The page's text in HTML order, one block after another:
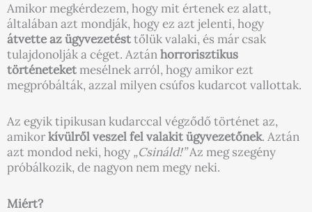
Amikor megkérdezem, hogy mit értenek ez alatt,
általában azt mondják, hogy ez azt jelenti, hogy
átvette az ügyvezetésttőlük valaki, és már csak
tulajdonolják a céget. Aztánhorrorisztikus
történeteket mesélnek arról, hogy amikor ezt
megpróbálták, azzal milyen csúfos kudarcot vallottak.
Az egyik tipikusan kudarccal végződő történet az,
amikorkívülről veszel fel valakit ügyvezetőnek. Aztán
azt mondod neki, hogy „Csináld!”Az meg szegény
próbálkozik, de nagyon nem megy neki.
Miért?